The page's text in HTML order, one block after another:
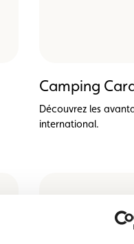
Camping
Découvrez les
international.